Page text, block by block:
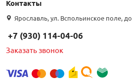
Контакты
Ярославль, ул. Вспольинское поле,
+7 (930) 114-04-06
Заказать звонок